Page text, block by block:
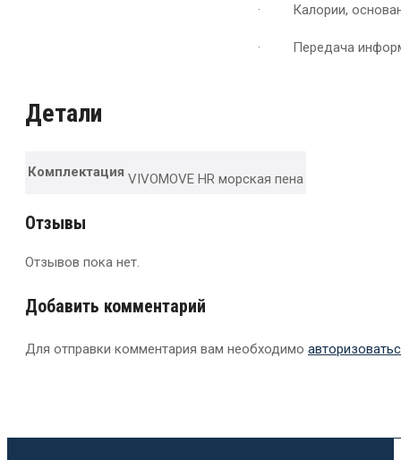
· Калории,
· Передача
Детали
Комплектация VIVOMOVE HR морская пена
Отзывы
Отзывов пока нет.
Добавить комментарий
Для отправки комментария вам необходимо